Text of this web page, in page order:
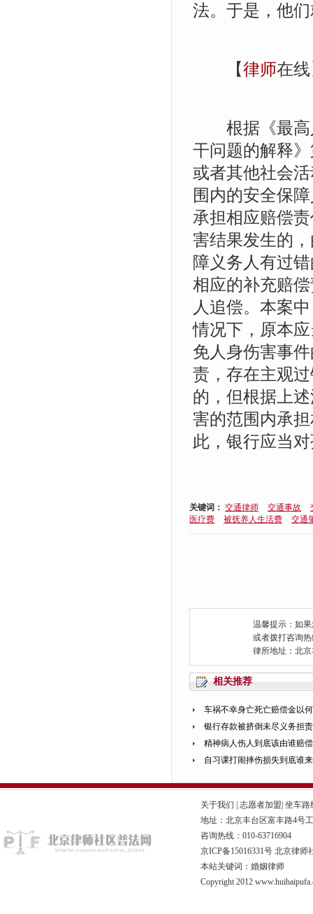
法。于是，他
【律师在
根据《最高
干问题的解释
或者其他社会
围内的安全保
承担相应赔偿
害结果发生的
障义务人有过
相应的补充赔
人追偿。本案
情况下，原本
免人身伤害事
责，存在主观
的，但根据上
害的范围内承
此，银行应当
关键词： 交通律师 交通事故
医疗费
被抚养人生活费 交通
温馨提示：如
或者拨打咨询热
律所地址：北
相关推荐
车祸不幸身亡死亡赔偿金以
银行存款被挤倒未尽义务担
精神病人伤人到底该由谁赔偿
自习课打闹摔伤损失到底谁
关于我们 志愿者加盟 坐车路
地址：北京丰台区富丰路4号
咨询热线：010-63716904
京ICP备15016331号 北京律师
本站关键词：婚姻律师
Copyright 2012